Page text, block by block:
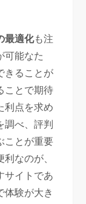
最適化も注
可能なた
きることが
ことで期待
利点を求め
調べ、評判
ことが重要
なのが、
サイトであ
体験が大き